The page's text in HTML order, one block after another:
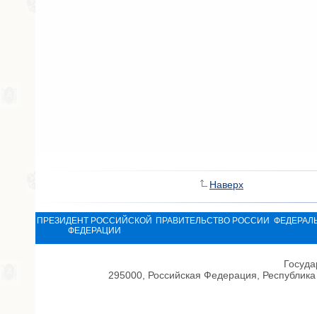
Наверх
ПРЕЗИДЕНТ РОССИЙСКОЙ
ФЕДЕРАЦИИ
ПРАВИТЕЛЬСТВО РОССИИ
295000, Российская Федерация,